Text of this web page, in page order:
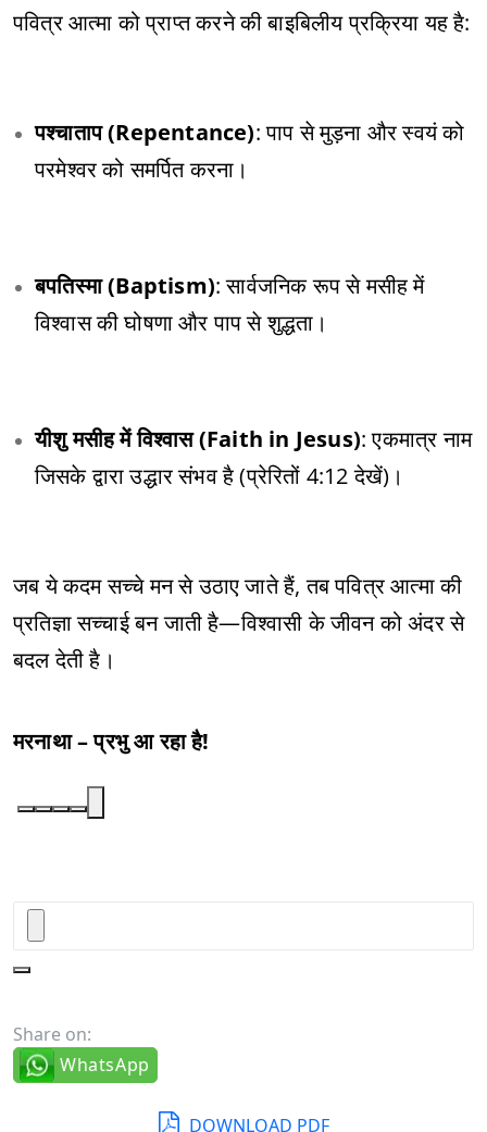
पवित्र आत्मा को प्राप्त करने की बाइबिलीय प्रक्रिया यह है:
पश्चाताप (Repentance): पाप से मुड़ना और स्वयं को
परमेश्वर को समर्पित करना।
बपतिस्मा (Baptism): सार्वजनिक रूप से मसीह में
विश्वास की घोषणा और पाप से शुद्धता।
यीशु मसीह में विश्वास (Faith in Jesus): एकमात्र नाम
जिसके द्वारा उद्धार संभव है (प्रेरितों 4:12 देखें)।
जब ये कदम सच्चे मन से उठाए जाते हैं, तब पवित्र आत्मा की
प्रतिज्ञा सच्चाई बन जाती है—विश्वासी के जीवन को अंदर से
बदल देती है।
मरनाथा – प्रभु आ रहा है!
Share on:
WhatsApp
DOWNLOAD PDF